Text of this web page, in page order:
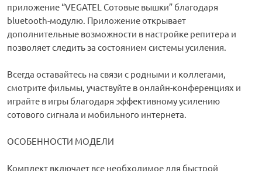
приложение “VEGATEL Сотовые вышки” благодаря
bluetooth-модулю. Приложение открывает
дополнительные возможности в настройке репитера и
позволяет следить за состоянием системы усиления.
Всегда оставайтесь на связи с родными и коллегами,
смотрите фильмы, участвуйте в онлайн-конференциях и
играйте в игры благодаря эффективному усилению
сотового сигнала и мобильного интернета.
ОСОБЕННОСТИ МОДЕЛИ
Комплект включает все необходимое для быстрой